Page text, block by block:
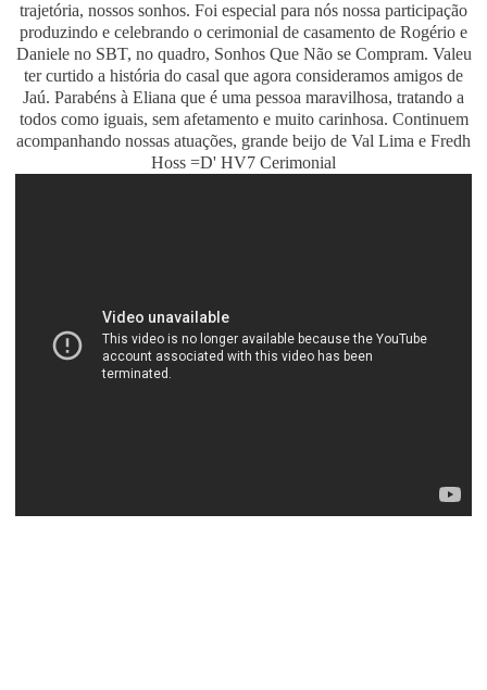
trajetória, nossos sonhos. Foi especial para nós nossa participação
produzindo e celebrando o cerimonial de casamento de Rogério e
Daniele no SBT, no quadro, Sonhos Que Não se Compram. Valeu
ter curtido a história do casal que agora consideramos amigos de
Jaú. Parabéns à Eliana que é uma pessoa maravilhosa, tratando a
todos como iguais, sem afetamento e muito carinhosa. Continuem
acompanhando nossas atuações, grande beijo de Val Lima e Fredh
Hoss =D' HV7 Cerimonial